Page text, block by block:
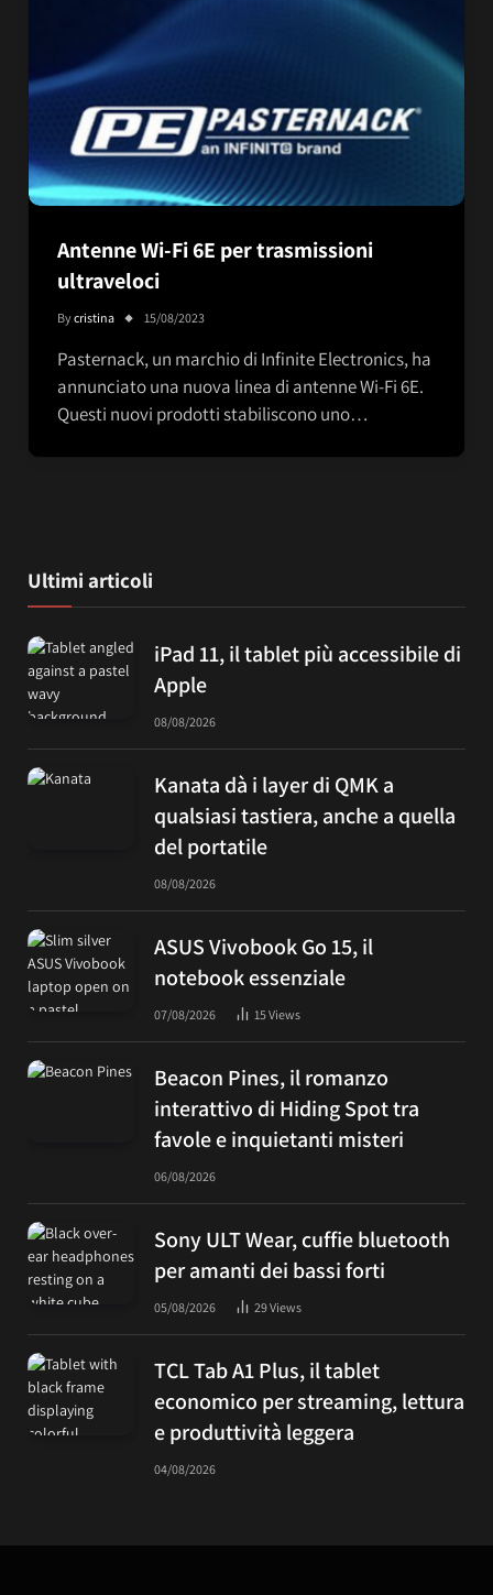
Antenne Wi-Fi 6E per trasmissioni
ultraveloci
Bycristina 15/08/2023
Pasternack, un marchio di Infinite Electronics, ha
annunciato una nuova linea di antenne Wi-Fi 6E.
Questi nuovi prodotti stabiliscono uno…
Ultimi articoli
iPad 11, il tablet più accessibile di
Apple
08/08/2026
Kanata dà i layer di QMK a
qualsiasi tastiera, anche a quella
del portatile
08/08/2026
ASUS Vivobook Go 15, il
notebook essenziale
07/08/2026 15Views
Beacon Pines, il romanzo
interattivo di Hiding Spot tra
favole e inquietanti misteri
06/08/2026
Sony ULT Wear, cuffie bluetooth
per amanti dei bassi forti
05/08/2026 29Views
TCL Tab A1 Plus, il tablet
economico per streaming, lettura
e produttività leggera
04/08/2026